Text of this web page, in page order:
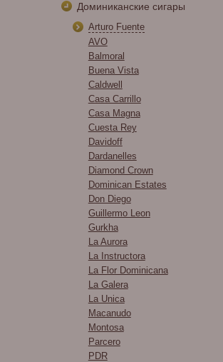
Доминиканские сигары
Arturo Fuente
AVO
Balmoral
Buena Vista
Caldwell
Casa Carrillo
Casa Magna
Cuesta Rey
Davidoff
Dardanelles
Diamond Crown
Dominican Estates
Don Diego
Guillermo Leon
Gurkha
La Aurora
La Instructora
La Flor Dominicana
La Galera
La Unica
Macanudo
Montosa
Parcero
PDR